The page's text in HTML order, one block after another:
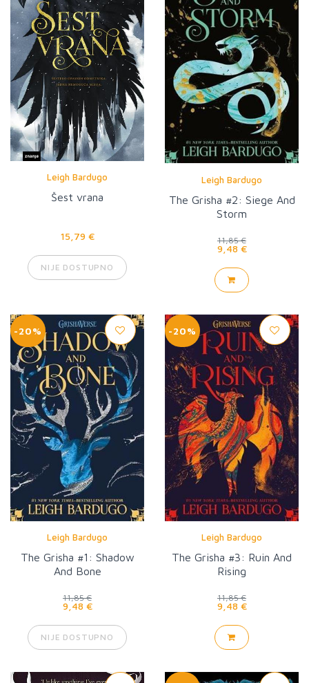
Leigh Bardugo
Šest vrana
15,79 €
NIJE DOSTUPNO
Leigh Bardugo
The Grisha #2: Siege And
Storm
11,85 €
9,48 €
-20%
Leigh Bardugo
The Grisha #1: Shadow
And Bone
11,85 €
9,48 €
NIJE DOSTUPNO
-20%
Leigh Bardugo
The Grisha #3: Ruin And
Rising
11,85 €
9,48 €